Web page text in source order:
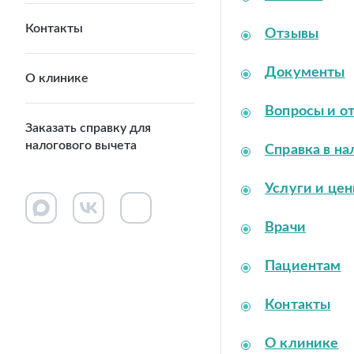
Контакты
О клинике
Заказать справку для
налогового вычета
Отзывы
Документы
Вопросы и
Справка в
Услуги и
Врачи
Пациентам
Контакты
О клинике